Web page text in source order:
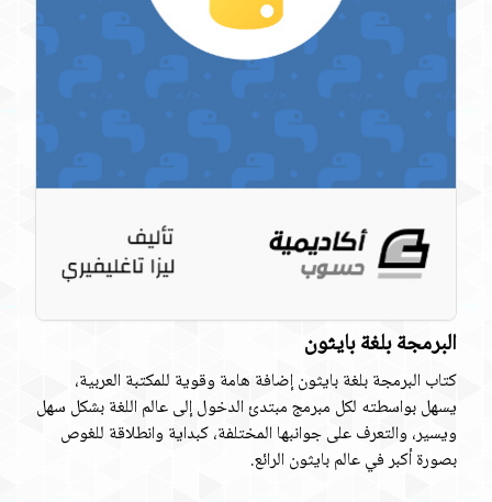
البرمجة بلغة بايثون
كتاب البرمجة بلغة بايثون إضافة هامة وقوية للمكتبة العربية،
يسهل بواسطته لكل مبرمج مبتدئ الدخول إلى عالم اللغة بشكل سهل
ويسير، والتعرف على جوانبها المختلفة، كبداية وانطلاقة للغوص
بصورة أكبر في عالم بايثون الرائع.